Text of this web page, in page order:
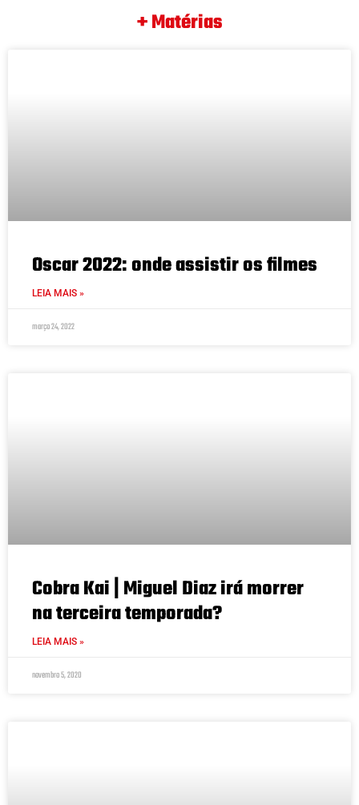
+ Matérias
Oscar 2022: onde assistir os filmes
LEIA MAIS »
março 24, 2022
Cobra Kai | Miguel Diaz irá morrer
na terceira temporada?
LEIA MAIS »
novembro 5, 2020